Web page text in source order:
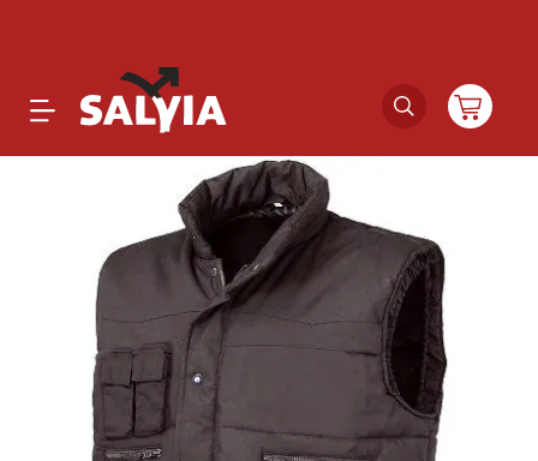
Novedades
Outlet
Ofertas
Marcas